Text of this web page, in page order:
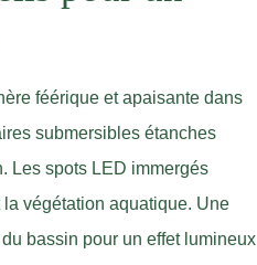
féérique et apaisante dans
submersibles étanches
Les spots LED immergés
végétation aquatique. Une
bassin pour un effet lumineux